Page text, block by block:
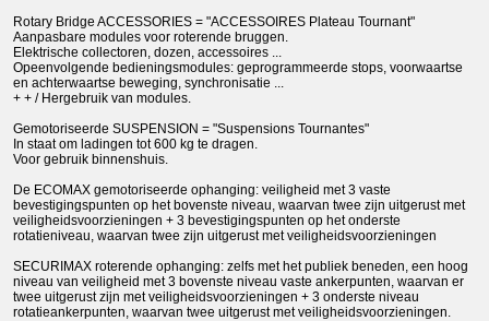
Rotary Bridge ACCESSORIES = "ACCESSOIRES Plateau Tournant"
Aanpasbare modules voor roterende bruggen.
Elektrische collectoren, dozen, accessoires ...
Opeenvolgende bedieningsmodules: geprogrammeerde stops, voorwaartse
en achterwaartse beweging, synchronisatie ...
+ + / Hergebruik van modules.
Gemotoriseerde SUSPENSION = "Suspensions Tournantes"
In staat om ladingen tot 600 kg te dragen.
Voor gebruik binnenshuis.
De ECOMAX gemotoriseerde ophanging: veiligheid met 3 vaste
bevestigingspunten op het bovenste niveau, waarvan twee zijn uitgerust met
veiligheidsvoorzieningen + 3 bevestigingspunten op het onderste
rotatieniveau, waarvan twee zijn uitgerust met veiligheidsvoorzieningen
SECURIMAX roterende ophanging: zelfs met het publiek beneden, een hoog
niveau van veiligheid met 3 bovenste niveau vaste ankerpunten, waarvan er
twee uitgerust zijn met veiligheidsvoorzieningen + 3 onderste niveau
rotatieankerpunten, waarvan twee uitgerust met veiligheidsvoorzieningen.